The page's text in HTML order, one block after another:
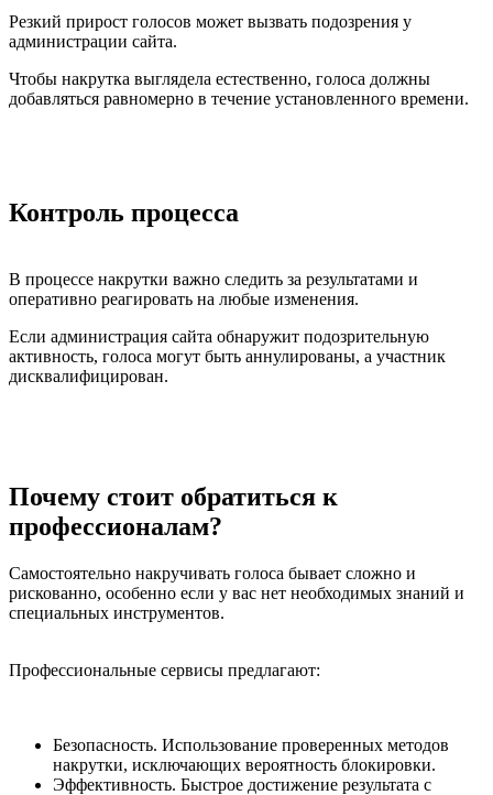
Резкий прирост голосов может вызвать подозрения у
администрации сайта.
Чтобы накрутка выглядела естественно, голоса должны
добавляться равномерно в течение установленного времени.
Контроль процесса
В процессе накрутки важно следить за результатами и
оперативно реагировать на любые изменения.
Если администрация сайта обнаружит подозрительную
активность, голоса могут быть аннулированы, а участник
дисквалифицирован.
Почему стоит обратиться к
профессионалам?
Самостоятельно накручивать голоса бывает сложно и
рискованно, особенно если у вас нет необходимых знаний и
специальных инструментов.
Профессиональные сервисы предлагают:
Безопасность. Использование проверенных методов
накрутки, исключающих вероятность блокировки.
Эффективность. Быстрое достижение результата с